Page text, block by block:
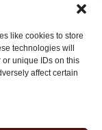
like cookies to store
technologies will
unique IDs on this
affect certain